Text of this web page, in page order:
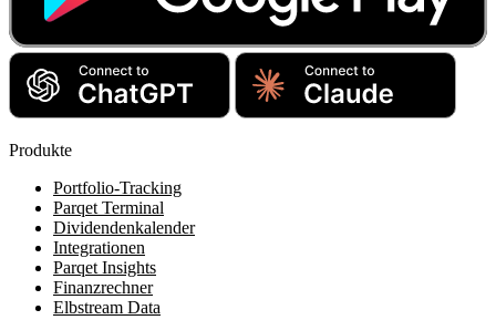
Produkte
Portfolio-Tracking
Parqet Terminal
Dividendenkalender
Integrationen
Parqet Insights
Finanzrechner
Elbstream Data